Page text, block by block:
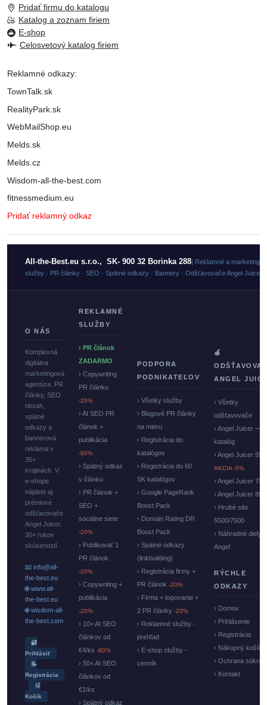
Pridať firmu do katalogu
Katalog a zoznam firiem
E-shop
Celosvetový katalog firiem
Reklamné odkazy:
TownTalk.sk
RealityPark.sk
WebMailShop.eu
Melds.sk
Melds.cz
Wisdom-all-the-best.com
fitnessmedium.eu
Pridať reklamný odkaz
All-the-Best.eu s.r.o., SK- 900 32 Borinka 288| Reklamné a
služby · PR články · SEO · Spätné odkazy · Bannery · Odšťavovače Angel Juicer
O NÁS
Komplexná
digitálna
marketingová
agentúra. PR
články, SEO
obsah,
spätné
odkazy a
bannerová
reklama v
35+
krajinách. V
e-shope
nájdete aj
prémiové
odšťavovače
Angel Juicer.
30+ rokov
skúseností.
📧 info@all-
the-best.eu
🌐 www.all-
the-best.eu
🌐 wisdom-all-
the-best.com
🔐
Prihlásiť
📝
Registrácia
🛒
Košík
REKLAMNÉ
SLUŽBY
› PR článok
ZADARMO
› Copywriting
PR článku
-20%
› AI SEO PR
článok +
publikácia
-80%
› Spätný odkaz
v článku
› PR článok +
SEO +
sociálne siete
-20%
› Publikovať 1
PR článok
-20%
› Copywriting +
publikácia
-20%
› 10× AI SEO
článkov od
€4/ks -80%
› 50× AI SEO
článkov od
€1/ks
› Spätný odkaz
PODPORA
PODNIKATEĽOV
› Všetky služby
› Blogové PR články
na mieru
› Registrácia do
katalógov
› Registrácia do 60
SK katalógov
› Google PageRank
Boost Pack
› Domain Rating DR
Boost Pack
› Spätné odkazy
(linkbuilding)
› Registrácia firmy +
PR článok -20%
› Firma + topovanie +
2 PR články -20%
› Reklamné služby -
prehľad
› E-shop služby -
cenník
🍏
ANGEL
› Všetky
odšťavovače
› Angel Juicer —
katalóg
› Angel Juicer
AKCIA -5%
› Angel Juicer
› Angel Juicer
› Hrubé sito
5500/7500
› Náhradné diely
Angel
RÝCHLE
ODKAZY
› Domov
› Prihlásenie
› Registrácia
› Nákupný košík
› Ochrana
› Kontakt